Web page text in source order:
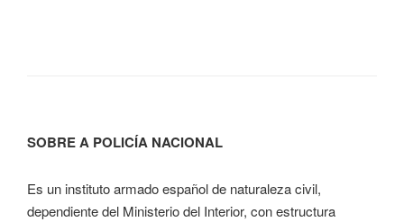
SOBRE A POLICÍA NACIONAL
Es un instituto armado español de naturaleza civil,
dependiente del Ministerio del Interior, con estructura